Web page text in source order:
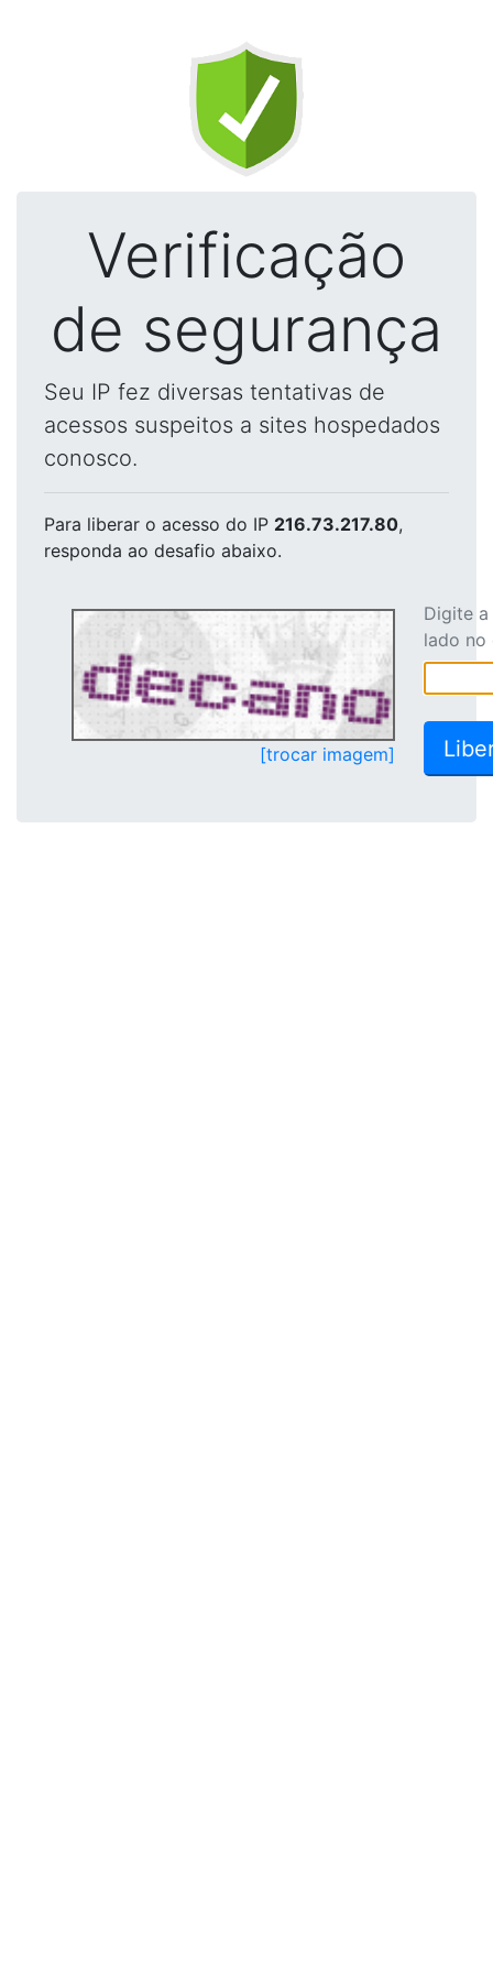
Verificação
de segurança
Seu IP fez diversas tentativas de
acessos suspeitos a sites hospedados
conosco.
Para liberar o acesso do IP 216.73.217.80,
responda ao desafio abaixo.
[trocar imagem]
Digite
lado no